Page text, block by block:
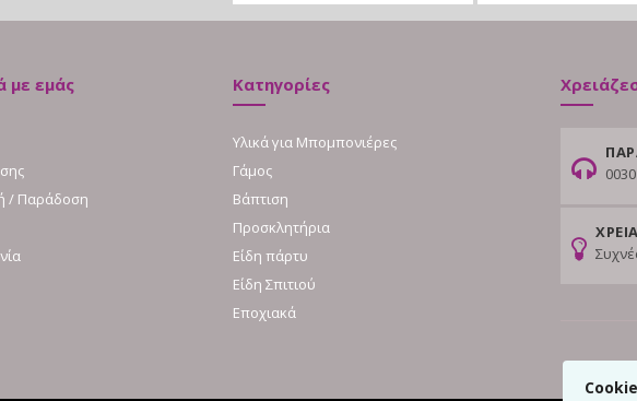
με εμάς
/ Παράδοση
Κατηγορίες
Υλικά για Μπομπονιέρες
Γάμος
Βάπτιση
Προσκλητήρια
Είδη πάρτυ
Είδη Σπιτιού
Εποχιακά